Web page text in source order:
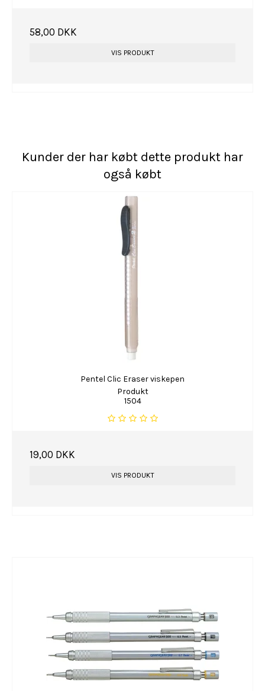
58,00 DKK
VIS PRODUKT
Kunder der har købt dette produkt har
også købt
Pentel Clic Eraser viskepen
Produkt
1504
19,00 DKK
VIS PRODUKT